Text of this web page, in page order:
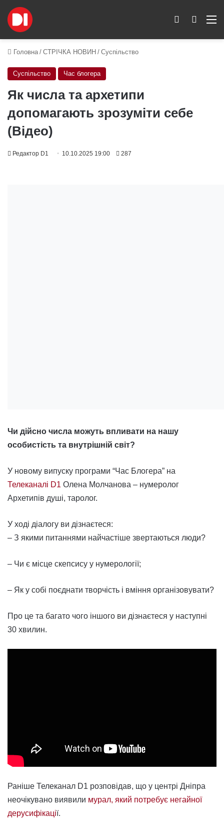
Пошук
Switch skin
Головна / СТРІЧКА НОВИН / Суспільство
Суспільство Час блогера
Як числа та архетипи
допомагають зрозуміти себе
(Відео)
Редактор D1 10.10.2025 19:00 287
Чи дійсно числа можуть впливати на нашу
особистість та внутрішній світ?
У новому випуску програми “Час Блогера” на
Телеканалі D1 Олена Молчанова – нумеролог
Архетипів душі, таролог.
У ході діалогу ви дізнаєтеся:
– З якими питаннями найчастіше звертаються люди?
– Чи є місце скепсису у нумерології;
– Як у собі поєднати творчість і вміння організовувати?
Про це та багато чого іншого ви дізнаєтеся у наступні
30 хвилин.
Раніше Телеканал D1 розповідав, що у центрі Дніпра
неочікувано виявили мурал, який потребує негайної
дерусифікації.